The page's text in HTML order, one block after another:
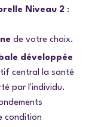
Niveau 2:
de votre choix.
développée
central la santé
par l'individu.
condition